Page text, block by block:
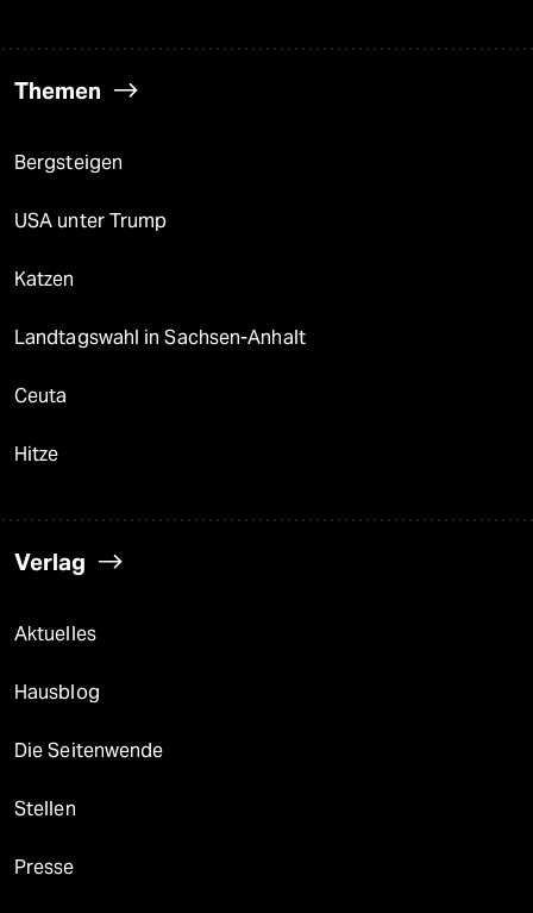
Themen
Bergsteigen
USA unter Trump
Katzen
Landtagswahl in Sachsen-Anhalt
Ceuta
Hitze
Verlag
Aktuelles
Hausblog
Die Seitenwende
Stellen
Presse